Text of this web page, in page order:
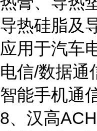
导热硅脂及
应用于汽车
电信/数据通
智能手机通
8、汉高